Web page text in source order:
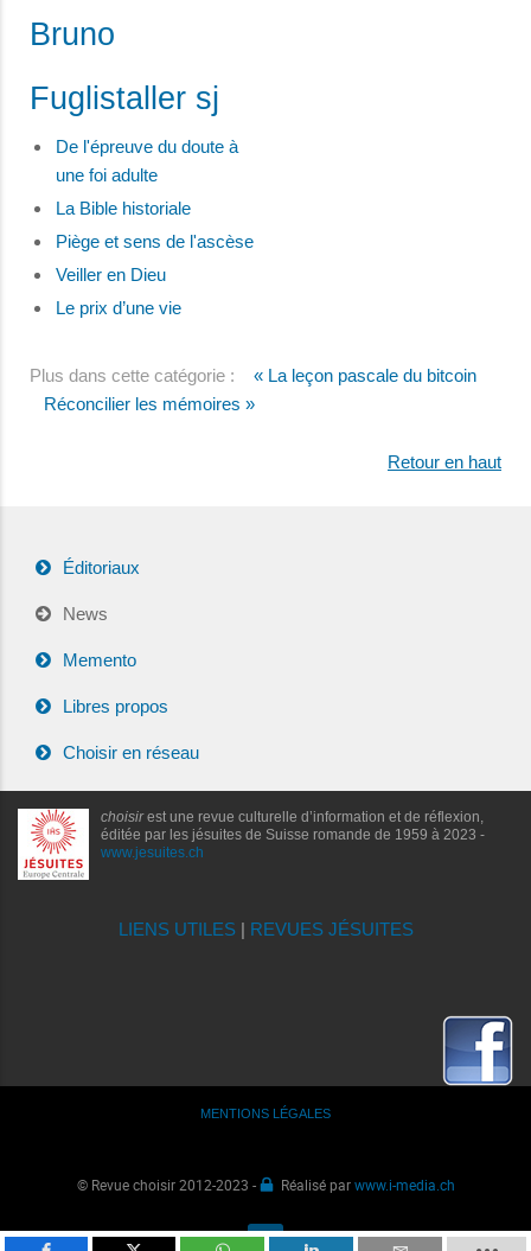
Bruno
Fuglistaller sj
De l'épreuve du doute à
une foi adulte
La Bible historiale
Piège et sens de l'ascèse
Veiller en Dieu
Le prix d’une vie
Plus dans cette catégorie :
« La leçon pascale du bitcoin
Réconcilier les mémoires »
Retour en haut
Éditoriaux
News
Memento
Libres propos
Choisir en réseau
choisirest une revue culturelle d’information et de réflexion,
éditée par les jésuites de Suisse romande de 1959 à 2023 -
www.jesuites.ch
LIENS UTILES| REVUES JÉSUITES
MENTIONS LÉGALES
© Revue choisir 2012-2023 - Réalisé parwww.i-media.ch